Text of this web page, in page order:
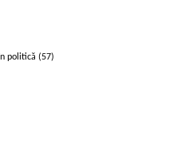
politică (57)